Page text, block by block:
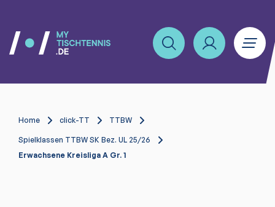
Home click-TT TTBW
Spielklassen TTBW SK Bez. UL 25/26
Erwachsene Kreisliga A Gr. 1